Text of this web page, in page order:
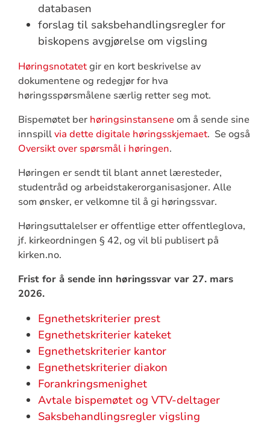
databasen
forslag til saksbehandlingsregler for
biskopens avgjørelse om vigsling
Høringsnotatetgir en kort beskrivelse av
dokumentene og redegjør for hva
høringsspørsmålene særlig retter seg mot.
Bispemøtet ber høringsinstanseneom å sende sine
innspillvia dette digitale høringsskjemaet. Se også
Oversikt over spørsmål i høringen.
Høringen er sendt til blant annet læresteder,
studentråd og arbeidstakerorganisasjoner. Alle
som ønsker, er velkomne til å gi høringssvar.
Høringsuttalelser er offentlige etter offentleglova,
jf. kirkeordningen § 42, og vil bli publisert på
kirken.no.
Frist for å sende inn høringssvar var 27. mars
2026.
Egnethetskriterier prest
Egnethetskriterier kateket
Egnethetskriterier kantor
Egnethetskriterier diakon
Forankringsmenighet
Avtale bispemøtet og VTV-deltager
Saksbehandlingsregler vigsling